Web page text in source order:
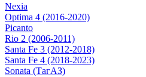
Nexia
Optima 4 (2016-2020)
Picanto
Rio 2 (2006-2011)
Santa Fe 3 (2012-2018)
Santa Fe 4 (2018-2023)
Sonata (ТагАЗ)